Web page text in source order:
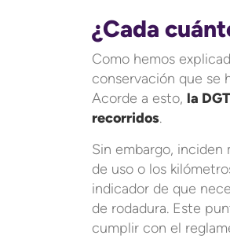
¿Cada
Como hemos
conservación que se
Acorde a esto, la
recorridos.
Sin embargo,
de uso o los
indicador de que
de rodadura. Este
cumplir con el